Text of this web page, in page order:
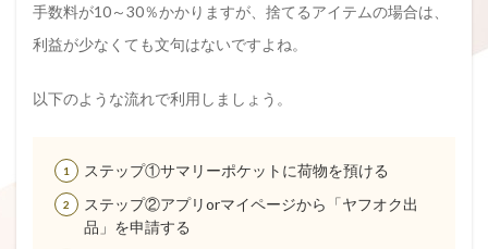
手数料が10～30％かかりますが、捨てるアイテムの場合は、
利益が少なくても文句はないですよね。
以下のような流れで利用しましょう。
ステップ①サマリーポケットに荷物を預ける
ステップ②アプリorマイページから「ヤフオク出
品」を申請する